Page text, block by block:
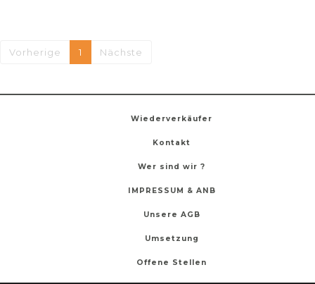
Vorherige 1 Nächste
Wiederverkäufer
Kontakt
Wer sind wir ?
IMPRESSUM & ANB
Unsere AGB
Umsetzung
Offene Stellen